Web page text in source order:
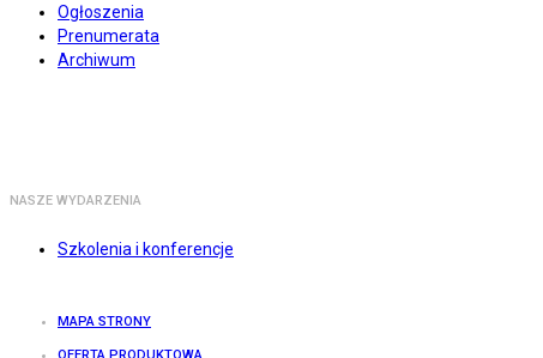
Ogłoszenia
Prenumerata
Archiwum
NASZE WYDARZENIA
Szkolenia i konferencje
MAPA STRONY